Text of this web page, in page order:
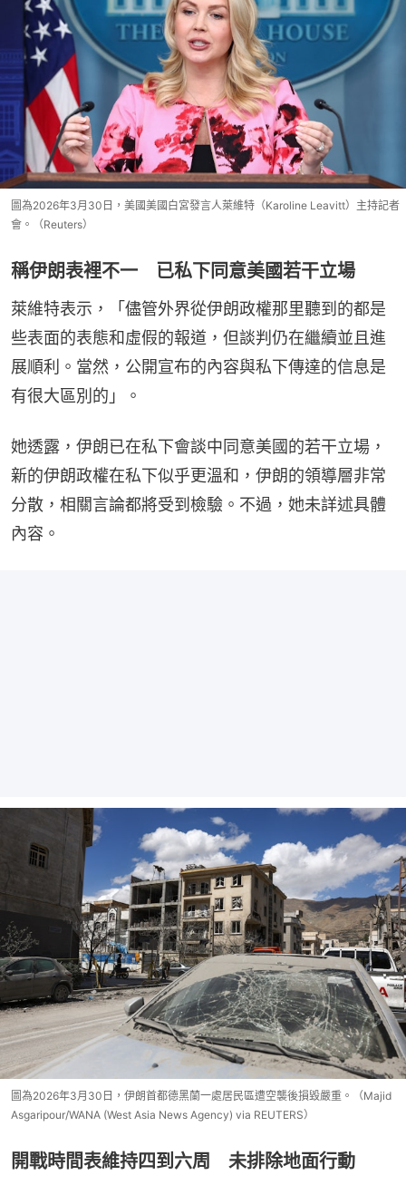
圖為2026年3月30日，美國美國白宮發言人萊維特（Karoline Leavitt）主持記者
會。（Reuters）
稱伊朗表裡不一 已私下同意美國若干立場
萊維特表示，「儘管外界從伊朗政權那里聽到的都是
些表面的表態和虛假的報道，但談判仍在繼續並且進
展順利。當然，公開宣布的內容與私下傳達的信息是
有很大區別的」。
她透露，伊朗已在私下會談中同意美國的若干立場，
新的伊朗政權在私下似乎更溫和，伊朗的領導層非常
分散，相關言論都將受到檢驗。不過，她未詳述具體
內容。
圖為2026年3月30日，伊朗首都德黑蘭一處居民區遭空襲後損毀嚴重。（Majid
Asgaripour/WANA (West Asia News Agency) via REUTERS）
開戰時間表維持四到六周 未排除地面行動